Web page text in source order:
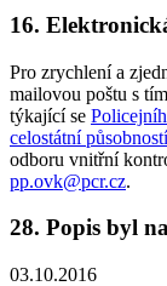
16.
Pro zrychlení a
mailovou poštu s
týkající se
celostátní působností
odboru vnitřní
pp.ovk@pcr.cz.
28. Popis byl
03.10.2016